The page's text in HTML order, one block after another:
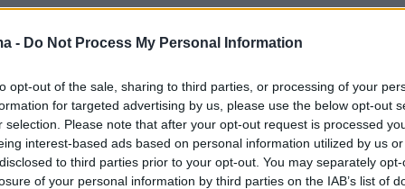
- Do Not Process My Personal Information
opt-out of the sale, sharing to third parties, or processing of your
for targeted advertising by us, please use the below opt-out
selection. Please note that after your opt-out request is processed
interest-based ads based on personal information utilized by us
to third parties prior to your opt-out. You may separately
of your personal information by third parties on the IAB’s list of
δυσκολεύτηκε πολύ ηΑϊντραχτ
Βρέμης πήρε σπουδαία νίκη στην
της βαθμολογίας- Μπόχουμ με 1-0 και
τα προγνωστικά, επικρατώντας
στο Κίελο κόντρα στην τοπική Χόλσταϊν